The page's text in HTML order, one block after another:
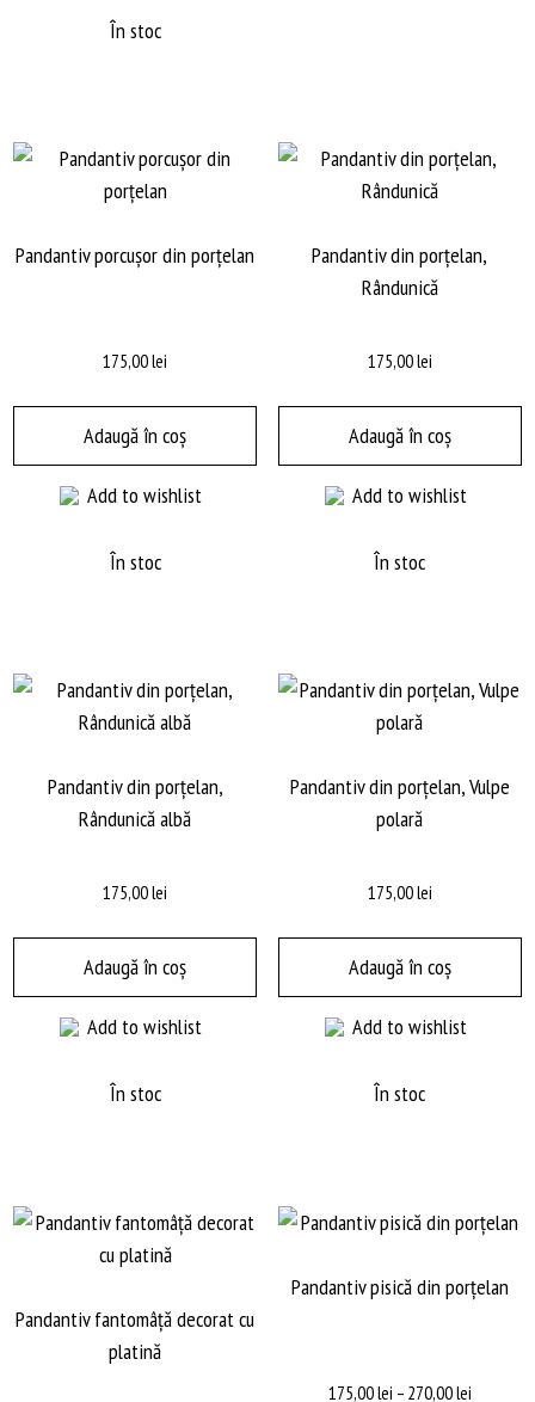
În stoc
Pandantiv porcușor din porțelan
175,00lei
Adaugă în coș
Add to wishlist
În stoc
Pandantiv din porțelan,
Rândunică
175,00lei
Adaugă în coș
Add to wishlist
În stoc
Pandantiv din porțelan,
Rândunică albă
175,00lei
Adaugă în coș
Add to wishlist
În stoc
Pandantiv din porțelan, Vulpe
polară
175,00lei
Adaugă în coș
Add to wishlist
În stoc
Pandantiv fantomâță decorat cu
platină
Pandantiv pisică din porțelan
175,00lei – 270,00leiInterval